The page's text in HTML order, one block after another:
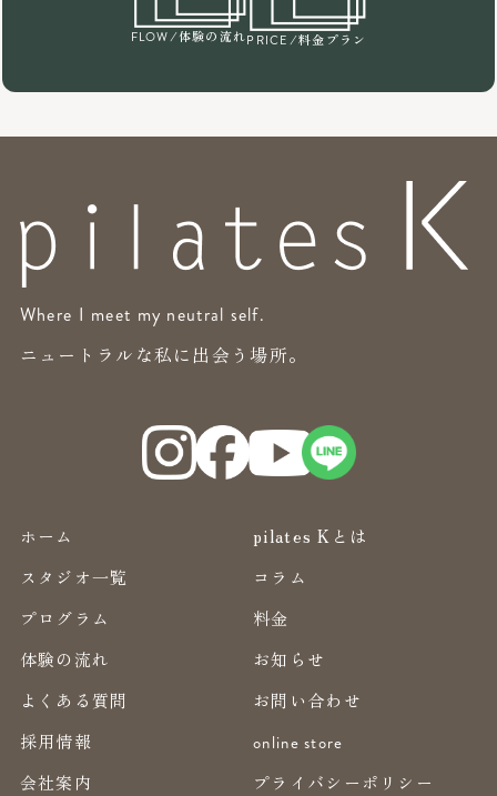
FLOW /体験の流れPRICE /料金プラン
Where I meet my neutral self.
ニュートラルな私に出会う場所。
ホーム
pilates Kとは
スタジオ一覧
コラム
プログラム
料金
体験の流れ
お知らせ
よくある質問
お問い合わせ
採用情報
online store
会社案内
プライバシーポリシー